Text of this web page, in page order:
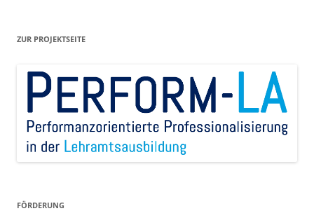
ZUR PROJEKTSEITE
FÖRDERUNG